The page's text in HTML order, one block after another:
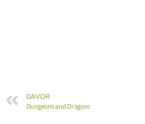
DAVOR
Dungeons and Dragons